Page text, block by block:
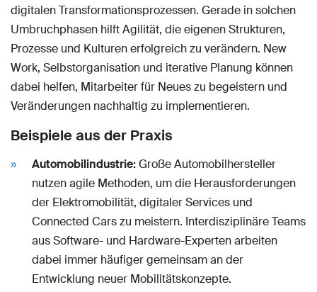
digitalen Transformationsprozessen. Gerade in solchen
Umbruchphasen hilft Agilität, die eigenen Strukturen,
Prozesse und Kulturen erfolgreich zu verändern. New
Work, Selbstorganisation und iterative Planung können
dabei helfen, Mitarbeiter für Neues zu begeistern und
Veränderungen nachhaltig zu implementieren.
Beispiele aus der Praxis
Automobilindustrie:Große Automobilhersteller
nutzen agile Methoden, um die Herausforderungen
der Elektromobilität, digitaler Services und
Connected Cars zu meistern. Interdisziplinäre Teams
aus Software- und Hardware-Experten arbeiten
dabei immer häufiger gemeinsam an der
Entwicklung neuer Mobilitätskonzepte.